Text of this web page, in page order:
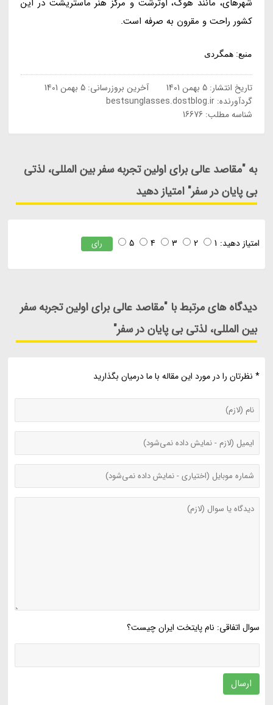
شهرهای، مانند هوگ، اوترشت و مرکز هنر ماستریشت در این
کشور راحت و مقرون به صرفه است.
منبع: همگردی
تاریخ انتشار:5 بهمن 1401 آخرین بروزرسانی:5 بهمن 1401
گردآورنده:bestsunglasses.dostblog.ir
شناسه مطلب: 16676
به "مقاصد عالی برای اولین تجربه سفر بین المللی، لذتی
بی پایان در سفر" امتیاز دهید
امتیاز دهید: 1
2
3
4
5 رای
دیدگاه های مرتبط با "مقاصد عالی برای اولین تجربه سفر
بین المللی، لذتی بی پایان در سفر"
* نظرتان را در مورد این مقاله با ما درمیان بگذارید
سوال اتفاقی: نام پایتخت ایران چیست؟
ارسال